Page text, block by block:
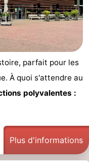
parfait pour les
À quoi s'attendre au
polyvalentes :
Plus d'informations